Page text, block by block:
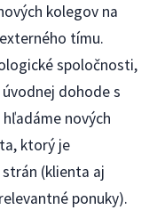
kolegov na
tímu.
spoločnosti,
dohode s
nových
ktorý je
(klienta aj
ponuky).